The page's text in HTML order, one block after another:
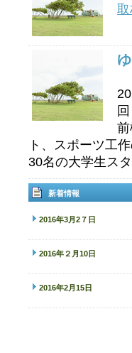
回
ト、スポーツ工
30名の大学生ス
新着情報
2016年3月2７日
2016年２月10日
2016年2月15日